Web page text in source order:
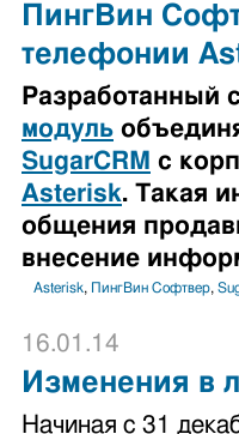
ПингВин
телефонии
Разработанный
модуль
SugarCRM с
Asterisk. Такая
общения
внесение
Asterisk, ПингВин Софтвер,
16.01.14
Изменения в
Начиная с 31